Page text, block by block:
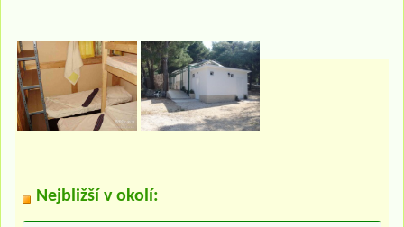
Nejbližší v okolí: